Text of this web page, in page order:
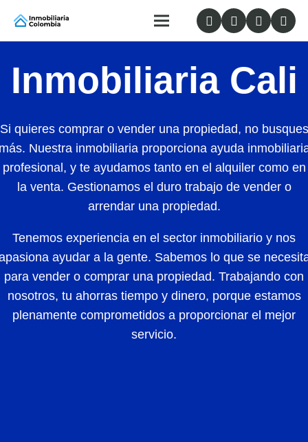
Inmobiliaria Cali
Si quieres comprar o vender una propiedad, no busques
Nuestra inmobiliaria proporciona ayuda
profesional, y te ayudamos tanto en el alquiler como en
la venta. Gestionamos el duro trabajo de vender o
arrendar una propiedad.
Tenemos experiencia en el sector inmobiliario y nos
ayudar a la gente. Sabemos lo que se
para vender o comprar una propiedad. Trabajando con
nosotros, tu ahorras tiempo y dinero, porque estamos
plenamente comprometidos a proporcionar el mejor
servicio.